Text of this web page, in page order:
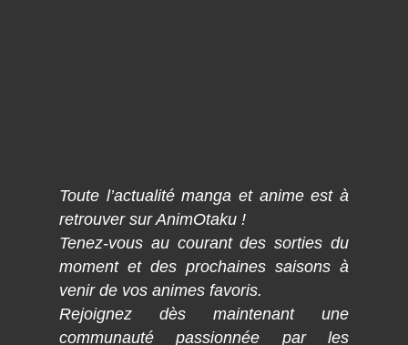
Toute l’actualité manga et anime est à
retrouver sur AnimOtaku !
Tenez-vous au courant des sorties du
moment et des prochaines saisons à
venir de vos animes favoris.
Rejoignez dès maintenant une
communauté passionnée par les